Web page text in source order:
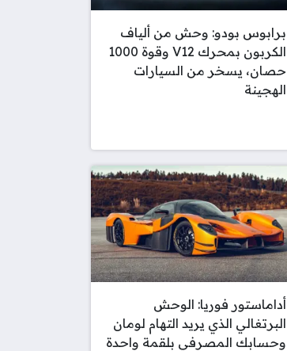
برابوس بودو: وحش من ألياف
الكربون بمحرك V12 وقوة 1000
حصان، يسخر من السيارات
الهجينة
أداماستور فوريا: الوحش
البرتغالي الذي يريد التهام لومان
وحسابك المصرفي بلقمة واحدة